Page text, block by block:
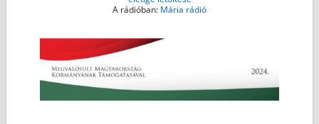
A rádióban: Mária rádió